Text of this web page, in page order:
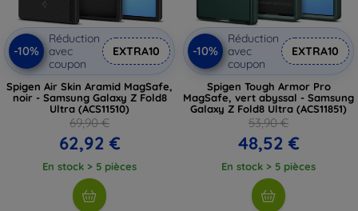
-10%
Réduction
avec
coupon
EXTRA10
Spigen Air Skin Aramid MagSafe,
noir - Samsung Galaxy Z Fold8
Ultra (ACS11510)
69,90 €
62,92 €
En stock > 5 pièces
-10%
Réduction
avec
coupon
EXTRA10
Spigen Tough Armor Pro
MagSafe, vert abyssal - Samsung
Galaxy Z Fold8 Ultra (ACS11851)
53,90 €
48,52 €
En stock > 5 pièces